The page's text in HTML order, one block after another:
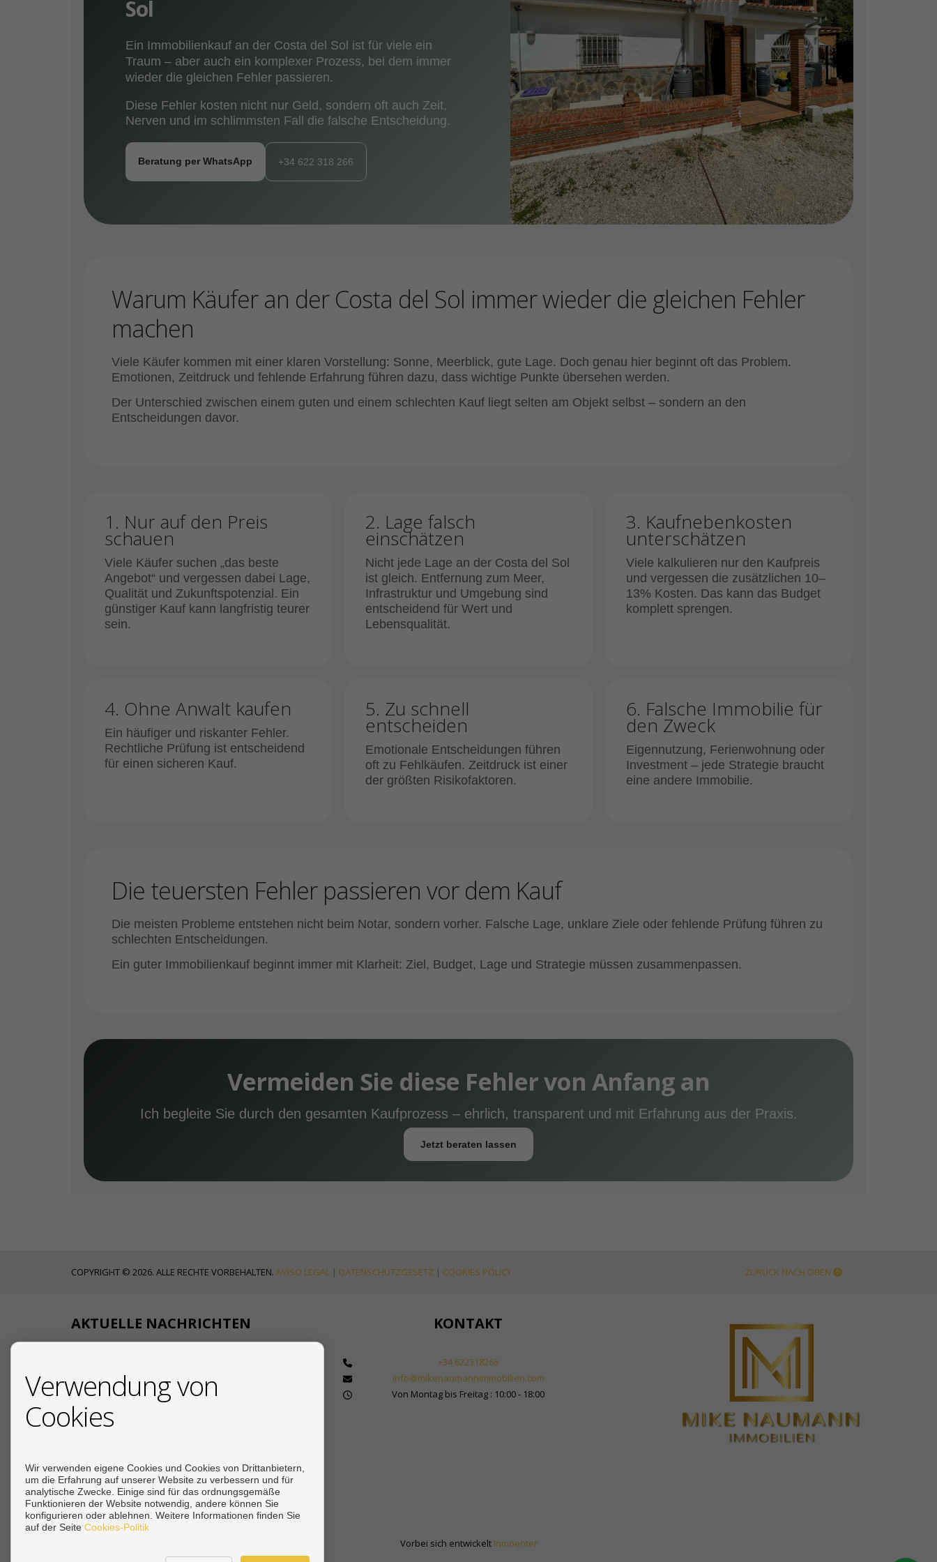
Sol
Ein Immobilienkauf an der Costa del Sol ist für viele ein
Traum – aber auch ein komplexer Prozess, bei dem immer
wieder die gleichen Fehler passieren.
Diese Fehler kosten nicht nur Geld, sondern oft auch Zeit,
Nerven und im schlimmsten Fall die falsche Entscheidung.
Beratung per WhatsApp +34 622 318 266
Warum Käufer an der Costa del Sol immer wieder die gleichen Fehler
machen
Viele Käufer kommen mit einer klaren Vorstellung: Sonne, Meerblick, gute Lage. Doch genau hier beginnt oft das Problem.
Emotionen, Zeitdruck und fehlende Erfahrung führen dazu, dass wichtige Punkte übersehen werden.
Der Unterschied zwischen einem guten und einem schlechten Kauf liegt selten am Objekt selbst – sondern an den
Entscheidungen davor.
1. Nur auf den Preis
schauen
Viele Käufer suchen „das beste
Angebot“ und vergessen dabei Lage,
Qualität und Zukunftspotenzial. Ein
günstiger Kauf kann langfristig teurer
sein.
2. Lage falsch
einschätzen
Nicht jede Lage an der Costa del Sol
ist gleich. Entfernung zum Meer,
Infrastruktur und Umgebung sind
entscheidend für Wert und
Lebensqualität.
3. Kaufnebenkosten
unterschätzen
Viele kalkulieren nur den Kaufpreis
und vergessen die zusätzlichen 10–
13% Kosten. Das kann das Budget
komplett sprengen.
4. Ohne Anwalt kaufen
Ein häufiger und riskanter Fehler.
Rechtliche Prüfung ist entscheidend
für einen sicheren Kauf.
5. Zu schnell
entscheiden
Emotionale Entscheidungen führen
oft zu Fehlkäufen. Zeitdruck ist einer
der größten Risikofaktoren.
6. Falsche Immobilie für
den Zweck
Eigennutzung, Ferienwohnung oder
Investment – jede Strategie braucht
eine andere Immobilie.
Die teuersten Fehler passieren vor dem Kauf
Die meisten Probleme entstehen nicht beim Notar, sondern vorher. Falsche Lage, unklare Ziele oder fehlende Prüfung führen zu
schlechten Entscheidungen.
Ein guter Immobilienkauf beginnt immer mit Klarheit: Ziel, Budget, Lage und Strategie müssen zusammenpassen.
Vermeiden Sie diese Fehler von Anfang an
Ich begleite Sie durch den gesamten Kaufprozess – ehrlich, transparent und mit Erfahrung aus der Praxis.
Jetzt beraten lassen
COPYRIGHT © 2026. ALLE RECHTE VORBEHALTEN. AVISO LEGAL | DATENSCHUTZGESETZ | COOKIES POLICY ZURÜCK NACH OBEN
AKTUELLE NACHRICHTEN
19/12/2025
Steuern beim Immobilienkauf an der Costa del Sol
Siehe mehr
KONTAKT
+34 622318266
info@mikenaumannimmobilien.com
Von Montag bis Freitag : 10:00 - 18:00
Vorbei sich entwickelt Inmoenter
Verwendung von
Cookies
Wir verwenden eigene Cookies und Cookies von Drittanbietern,
um die Erfahrung auf unserer Website zu verbessern und für
analytische Zwecke. Einige sind für das ordnungsgemäße
Funktionieren der Website notwendig, andere können Sie
konfigurieren oder ablehnen. Weitere Informationen finden Sie
auf der Seite Cookies-Politik